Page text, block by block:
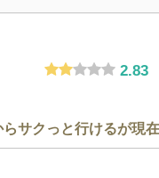
2.83
サクっと行けるが現